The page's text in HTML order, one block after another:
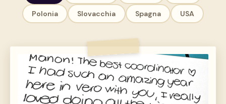
Polonia Slovacchia Spagna USA